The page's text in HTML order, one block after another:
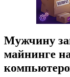
Мужчину
майнинге